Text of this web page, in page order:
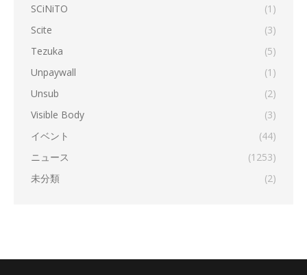
SCiNiTO
(1)
Scite
(3)
Tezuka
(5)
Unpaywall
(1)
Unsub
(2)
Visible Body
(3)
イベント
(44)
ニュース
(1253)
未分類
(2)